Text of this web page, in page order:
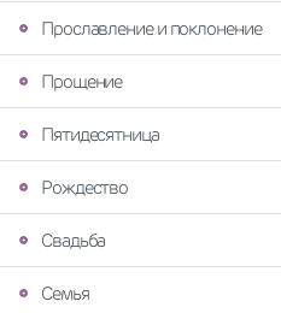
Прославление и поклонение
Прощение
Пятидесятница
Рождество
Свадьба
Семья